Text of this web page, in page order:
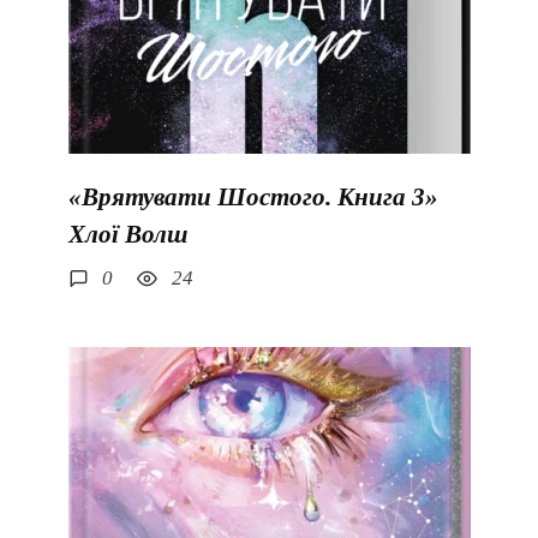
«Врятувати Шостого. Книга 3»
Хлої Волш
0 24